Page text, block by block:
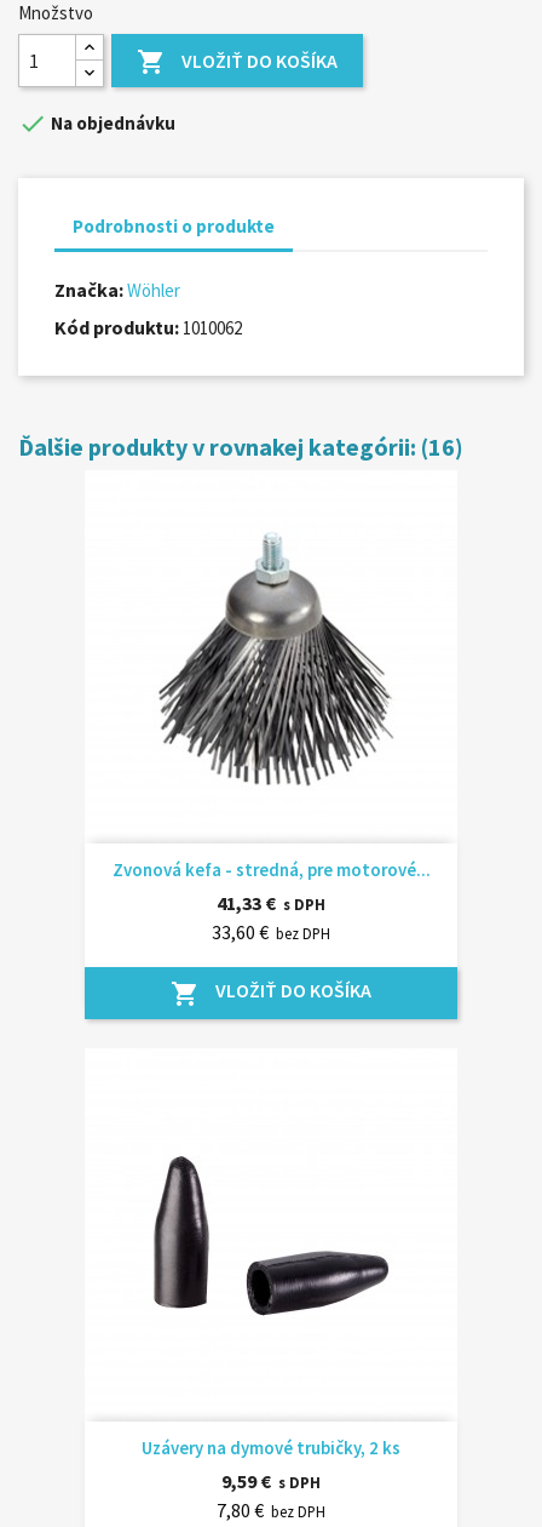
Množstvo
 VLOŽIŤ DO KOŠÍKA
 Na objednávku
Podrobnosti o produkte
Značka:Wöhler
Kód produktu: 1010062
Ďalšie produkty v rovnakej kategórii: (16)
Zvonová kefa - stredná, pre motorové...
41,33 € s DPH
33,60 € bez DPH
shopping_cart VLOŽIŤ DO KOŠÍKA
Uzávery na dymové trubičky, 2 ks
9,59 € s DPH
7,80 € bez DPH